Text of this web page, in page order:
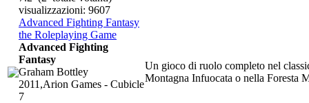
visualizzazioni: 9607
Advanced Fighting Fantasy
the Roleplaying Game
Un gioco di ruolo completo nel
Montagna Infuocata o nella Foresta
Advanced Fighting
Fantasy
Graham Bottley
2011,Arion Games - Cubicle
7